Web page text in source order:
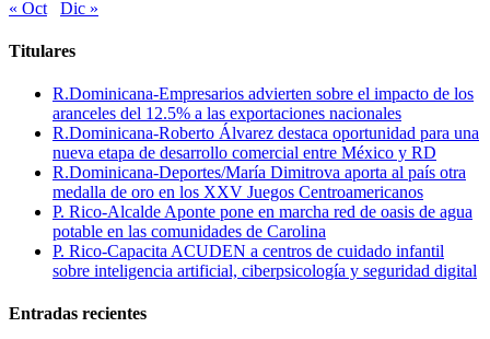
« Oct
Dic »
Titulares
R.Dominicana-Empresarios advierten sobre el impacto de los
aranceles del 12.5% a las exportaciones nacionales
R.Dominicana-Roberto Álvarez destaca oportunidad para una
nueva etapa de desarrollo comercial entre México y RD
R.Dominicana-Deportes/María Dimitrova aporta al país otra
medalla de oro en los XXV Juegos Centroamericanos
P. Rico-Alcalde Aponte pone en marcha red de oasis de agua
potable en las comunidades de Carolina
P. Rico-Capacita ACUDEN a centros de cuidado infantil
sobre inteligencia artificial, ciberpsicología y seguridad digital
Entradas recientes